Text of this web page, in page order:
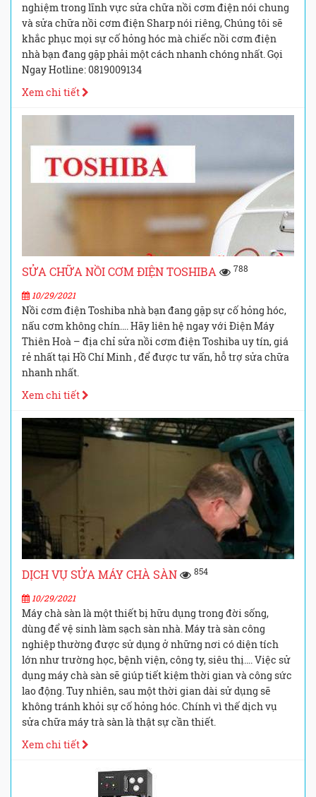
nghiệm trong lĩnh vực sửa chữa nồi cơm điện nói chung
và sửa chữa nồi cơm điện Sharp nói riêng, Chúng tôi sẽ
khắc phục mọi sự cố hỏng hóc mà chiếc nồi cơm điện
nhà bạn đang gặp phải một cách nhanh chóng nhất. Gọi
Ngay Hotline: 0819009134
Xem chi tiết
SỬA CHỮA NỒI CƠM ĐIỆN TOSHIBA 788
10/29/2021
Nồi cơm điện Toshiba nhà bạn đang gặp sự cố hỏng hóc,
nấu cơm không chín…. Hãy liên hệ ngay với Điện Máy
Thiên Hoà – địa chỉ sửa nồi cơm điện Toshiba uy tín, giá
rẻ nhất tại Hồ Chí Minh , để được tư vấn, hỗ trợ sửa chữa
nhanh nhất.
Xem chi tiết
DỊCH VỤ SỬA MÁY CHÀ SÀN 854
10/29/2021
Máy chà sàn là một thiết bị hữu dụng trong đời sống,
dùng để vệ sinh làm sạch sàn nhà. Máy trà sàn công
nghiệp thường được sử dụng ở những nơi có diện tích
lớn như trường học, bệnh viện, công ty, siêu thị…. Việc sử
dụng máy chà sàn sẽ giúp tiết kiệm thời gian và công sức
lao động. Tuy nhiên, sau một thời gian dài sử dụng sẽ
không tránh khỏi sự cố hỏng hóc. Chính vì thế dịch vụ
sửa chữa máy trà sàn là thật sự cần thiết.
Xem chi tiết